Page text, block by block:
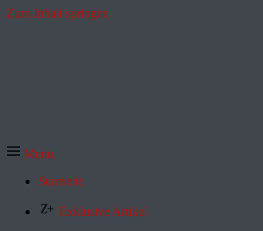
Zum Inhalt springen
Menü
Startseite
Exklusive Artikel